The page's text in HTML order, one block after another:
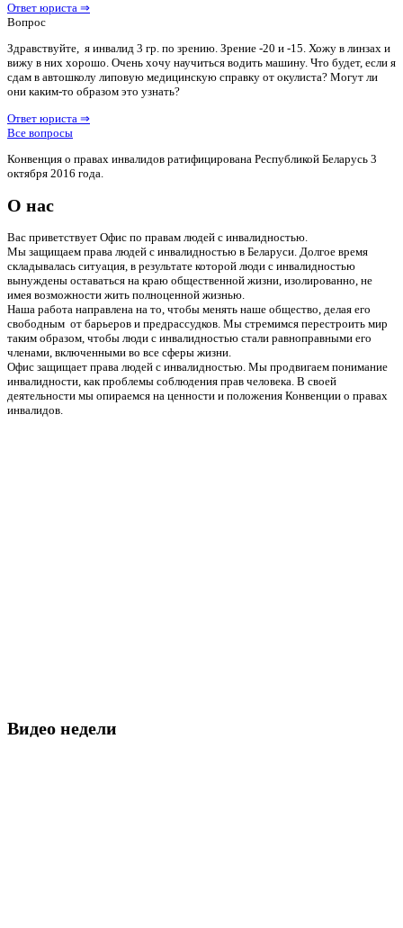
Ответ юриста ⇒
Вопрос
Здравствуйте, я инвалид 3 гр. по зрению. Зрение -20 и -15. Хожу в линзах и
вижу в них хорошо. Очень хочу научиться водить машину. Что будет, если я
сдам в автошколу липовую медицинскую справку от окулиста? Могут ли
они каким-то образом это узнать?
Ответ юриста ⇒
Все вопросы
Конвенция о правах инвалидов ратифицирована Республикой Беларусь 3
октября 2016 года.
О нас
Вас приветствует Офис по правам людей с инвалидностью.
Мы защищаем права людей с инвалидностью в Беларуси. Долгое время
складывалась ситуация, в результате которой люди с инвалидностью
вынуждены оставаться на краю общественной жизни, изолированно, не
имея возможности жить полноценной жизнью.
Наша работа направлена на то, чтобы менять наше общество, делая его
свободным от барьеров и предрассудков. Мы стремимся перестроить мир
таким образом, чтобы люди с инвалидностью стали равноправными его
членами, включенными во все сферы жизни.
Офис защищает права людей с инвалидностью. Мы продвигаем понимание
инвалидности, как проблемы соблюдения прав человека. В своей
деятельности мы опираемся на ценности и положения Конвенции о правах
инвалидов.
Видео недели